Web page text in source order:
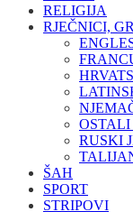
RELIGIJA
RJEČNICI,
OSTALI
RUSKI
ŠAH
SPORT
STRIPOVI